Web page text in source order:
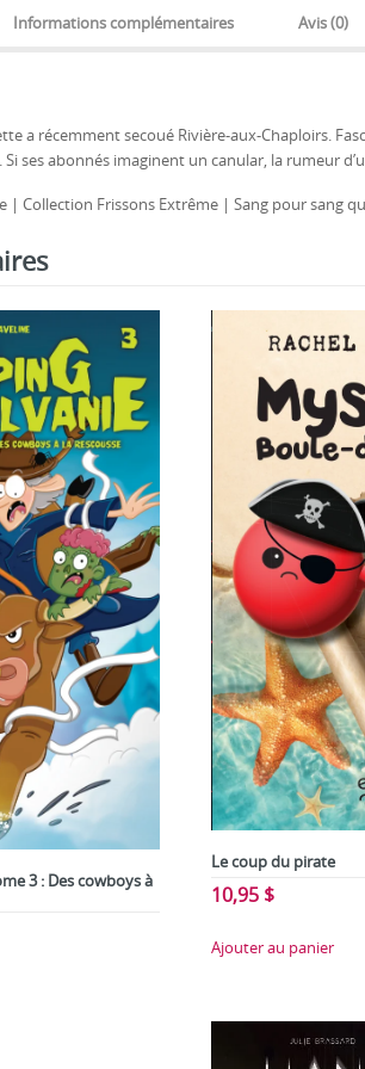
Informations complémentaires Avis (0)
a récemment secoué Rivière-aux-Chaploirs.
ses abonnés imaginent un canular, la rumeur
| Collection Frissons Extrême | Sang pour sang
3 : Des cowboys à
Le coup du pirate
10,95 $
Ajouter au panier